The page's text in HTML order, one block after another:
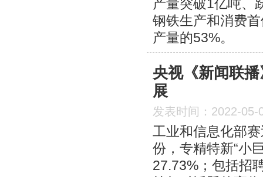
产量突破1亿吨、
钢铁生产和消费
产量的53%。
央视《新闻联
展
发表时间：2022-05-
工业和信息化部
份，专精特新“小
27.73%；包括招